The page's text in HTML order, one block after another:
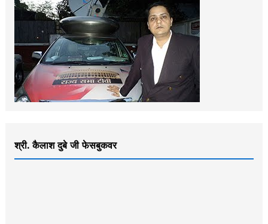
श्री. कैलाश दुबे जी फेसबुकवर